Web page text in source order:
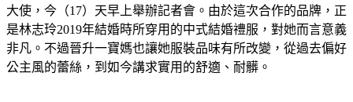
是林志玲2019年結婚時所穿用的中式結婚禮服，對她而言意義
非凡。不過晉升一寶媽也讓她服裝品味有所改變，從過去偏好
公主風的蕾絲，到如今講求實用的舒適、耐髒。